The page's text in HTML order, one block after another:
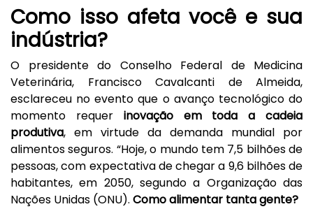
Como isso afeta você e sua
indústria?
O presidente do Conselho Federal de Medicina
Veterinária, Francisco Cavalcanti de Almeida,
esclareceu no evento que o avanço tecnológico do
momento requerinovação em toda a cadeia
produtiva, em virtude da demanda mundial por
alimentos seguros. “Hoje, o mundo tem 7,5 bilhões de
pessoas, com expectativa de chegar a 9,6 bilhões de
habitantes, em 2050, segundo a Organização das
Nações Unidas (ONU). Como alimentar tanta gente?